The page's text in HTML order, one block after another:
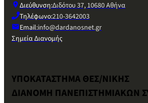
Διεύθυνση:Διδότου 37, 10680 Αθήνα
Τηλέφωνο:210-3642003
Email:info@dardanosnet.gr
Σημεία Διανομής
ΥΠΟΚΑΤΑΣΤΗΜΑ ΘΕΣ/ΝΙΚΗΣ
ΔΙΑΝΟΜΗ ΠΑΝΕΠΙΣΤΗΜΙΑΚΩΝ